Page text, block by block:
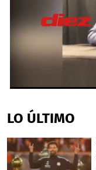
of
3
42
seconds
LO ÚLTIMO